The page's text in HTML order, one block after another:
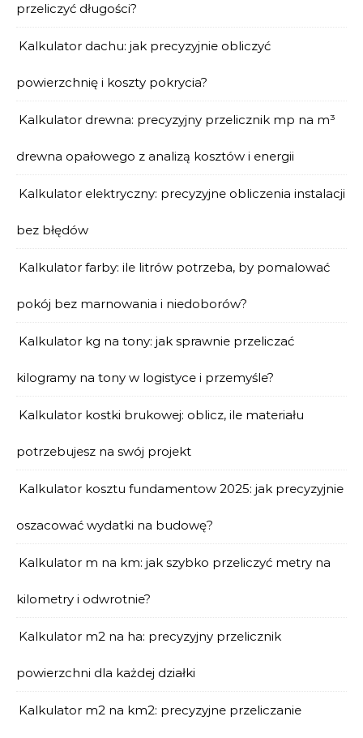
przeliczyć długości?
Kalkulator dachu: jak precyzyjnie obliczyć
powierzchnię i koszty pokrycia?
Kalkulator drewna: precyzyjny przelicznik mp na m³
drewna opałowego z analizą kosztów i energii
Kalkulator elektryczny: precyzyjne obliczenia instalacji
bez błędów
Kalkulator farby: ile litrów potrzeba, by pomalować
pokój bez marnowania i niedoborów?
Kalkulator kg na tony: jak sprawnie przeliczać
kilogramy na tony w logistyce i przemyśle?
Kalkulator kostki brukowej: oblicz, ile materiału
potrzebujesz na swój projekt
Kalkulator kosztu fundamentow 2025: jak precyzyjnie
oszacować wydatki na budowę?
Kalkulator m na km: jak szybko przeliczyć metry na
kilometry i odwrotnie?
Kalkulator m2 na ha: precyzyjny przelicznik
powierzchni dla każdej działki
Kalkulator m2 na km2: precyzyjne przeliczanie